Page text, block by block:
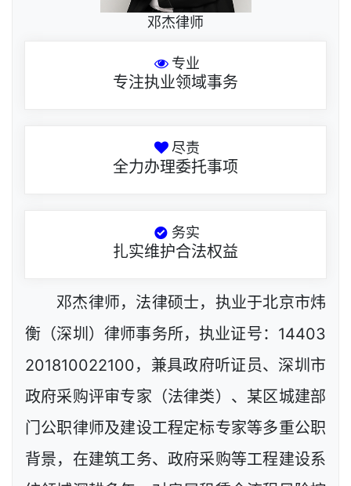
邓杰律师
专业
专注执业领域事务
尽责
全力办理委托事项
务实
扎实维护合法权益
邓杰律师，法律硕士，执业于北京市炜
衡（深圳）律师事务所，执业证号：14403
201810022100，兼具政府听证员、深圳市
政府采购评审专家（法律类）、某区城建部
门公职律师及建设工程定标专家等多重公职
背景，在建筑工务、政府采购等工程建设系